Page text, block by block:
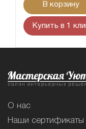
В корзину
Купить в 1
О нас
Наши сертификаты